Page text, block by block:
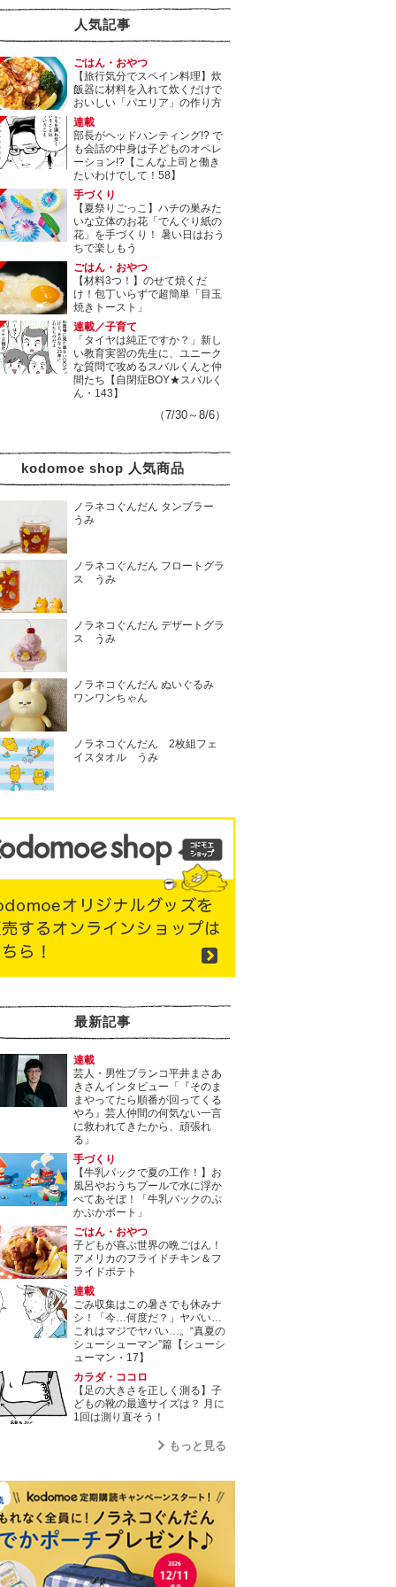
人気記事
ごはん・おやつ
【旅行気分でスペイン料理】炊
飯器に材料を入れて炊くだけで
おいしい「パエリア」の作り方
連載
部長がヘッドハンティング!? で
も会話の中身は子どものオペレ
ーション!?【こんな上司と働き
たいわけでして！58】
手づくり
【夏祭りごっこ】ハチの巣みた
いな立体のお花「でんぐり紙の
花」を手づくり！ 暑い日はおう
ちで楽しもう
ごはん・おやつ
【材料3つ！】のせて焼くだ
け！包丁いらずで超簡単「目玉
焼きトースト」
連載／子育て
「タイヤは純正ですか？」新し
い教育実習の先生に、ユニーク
な質問で攻めるスバルくんと仲
間たち【自閉症BOY★スバルく
ん・143】
（7/30～8/6）
kodomoe shop 人気商品
ノラネコぐんだん タンブラー
うみ
ノラネコぐんだん フロートグラ
ス うみ
ノラネコぐんだん デザートグラ
ス うみ
ノラネコぐんだん ぬいぐるみ
ワンワンちゃん
ノラネコぐんだん 2枚組フェ
イスタオル うみ
最新記事
連載
芸人・男性ブランコ平井まさあ
きさんインタビュー「『そのま
まやってたら順番が回ってくる
やろ』芸人仲間の何気ない一言
に救われてきたから、頑張れ
る」
手づくり
【牛乳パックで夏の工作！】お
風呂やおうちプールで水に浮か
べてあそぼ！「牛乳パックのぷ
かぷかボート」
ごはん・おやつ
子どもが喜ぶ世界の晩ごはん！
アメリカのフライドチキン＆フ
ライドポテト
連載
ごみ収集はこの暑さでも休みナ
シ！「今…何度だ？」ヤバい…
これはマジでヤバい…。“真夏の
シューシューマン”篇【シューシ
ューマン・17】
カラダ・ココロ
【足の大きさを正しく測る】子
どもの靴の最適サイズは？ 月に
1回は測り直そう！
もっと見る